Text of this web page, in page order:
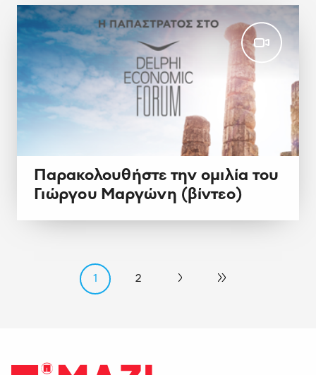
Παρακολουθήστε την ομιλία του
Γιώργου Μαργώνη (βίντεο)
1 2